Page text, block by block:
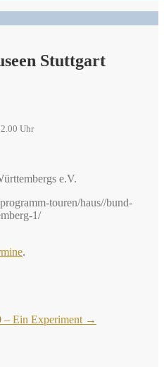
Stuttgart
Uhr
e.V.
touren/haus//bund-
1/
.
– Ein Experiment →